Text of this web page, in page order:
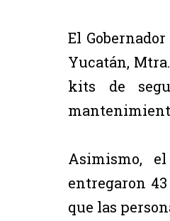
El
Yucatán,
kits de
Asimismo,
entregaron
que las